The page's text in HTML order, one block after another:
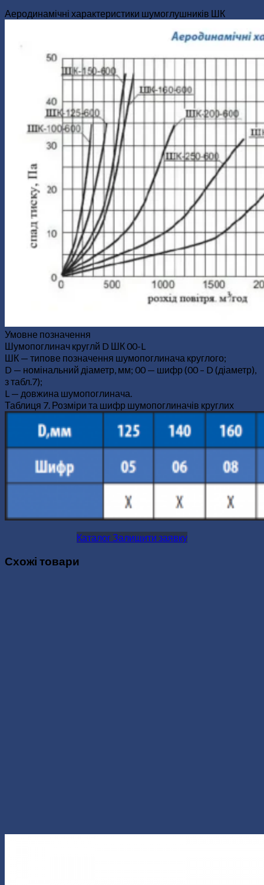
Аеродинамічні характеристики шумоглушників ШК
Умовне позначення
Шумопоглинач круглй D ШК 00-L
ШК — типове позначення шумопоглинача круглого;
D — номінальний діаметр, мм; 00 — шифр (00 – D (діаметр),
з табл.7);
L — довжина шумопоглинача.
Таблиця 7. Розміри та шифр шумопоглиначів круглих
Каталог Залишити заявку
Схожі товари